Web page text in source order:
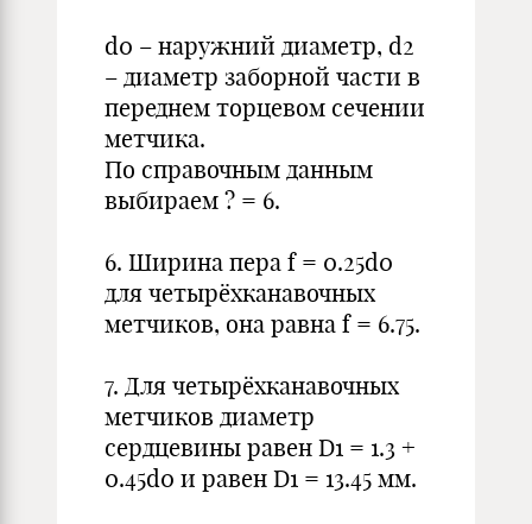
d0 – наружний диаметр, d2
– диаметр заборной части в
переднем торцевом сечении
метчика.
По справочным данным
выбираем ? = 6.
6. Ширина пера f = 0.25d0
для четырёхканавочных
метчиков, она равна f = 6.75.
7. Для четырёхканавочных
метчиков диаметр
сердцевины равен D1 = 1.3 +
0.45d0 и равен D1 = 13.45 мм.